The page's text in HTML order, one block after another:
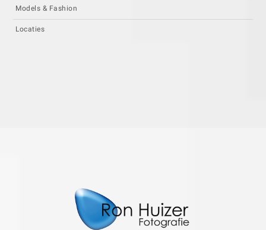
Models & Fashion
Locaties